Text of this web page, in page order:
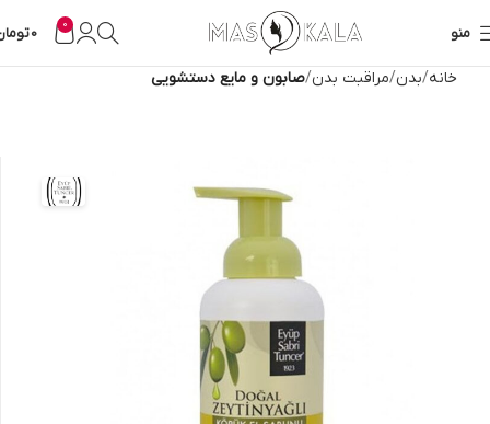
منو 0
0
خانه بدن مراقبت بدن صابون و مایع دستشویی